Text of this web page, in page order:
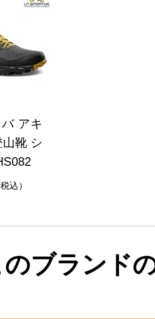
アキ
靴 シ
税込）
のブランド